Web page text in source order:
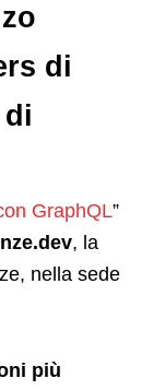
di
GraphQL”
, la
nella sede
più